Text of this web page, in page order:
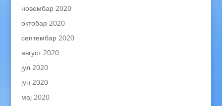
новембар 2020
октобар 2020
септембар 2020
август 2020
јул 2020
јун 2020
мај 2020